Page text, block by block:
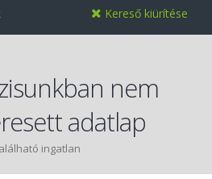
Kereső kiürítése
nem
adatlap
ingatlan